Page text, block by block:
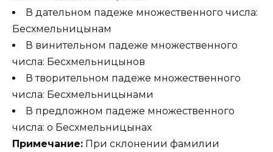
В дательном падеже множественного числа:
Бесхмельницынам
В винительном падеже множественного
числа: Бесхмельницынов
В творительном падеже множественного
числа: Бесхмельницынами
В предложном падеже множественного
числа: о Бесхмельницынах
Примечание: При склонении фамилии